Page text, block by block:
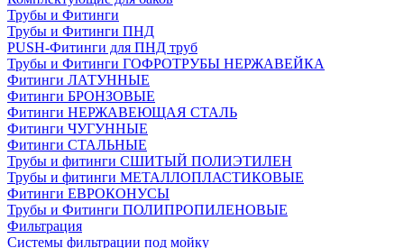
Трубы и Фитинги
Трубы и Фитинги ПНД
PUSH-Фитинги для ПНД труб
Трубы и Фитинги ГОФРОТРУБЫ НЕРЖАВЕЙКА
Фитинги ЛАТУННЫЕ
Фитинги БРОНЗОВЫЕ
Фитинги НЕРЖАВЕЮЩАЯ СТАЛЬ
Фитинги ЧУГУННЫЕ
Фитинги СТАЛЬНЫЕ
Трубы и фитинги СШИТЫЙ ПОЛИЭТИЛЕН
Трубы и фитинги МЕТАЛЛОПЛАСТИКОВЫЕ
Фитинги ЕВРОКОНУСЫ
Трубы и Фитинги ПОЛИПРОПИЛЕНОВЫЕ
Фильтрация
Системы фильтрации под мойку